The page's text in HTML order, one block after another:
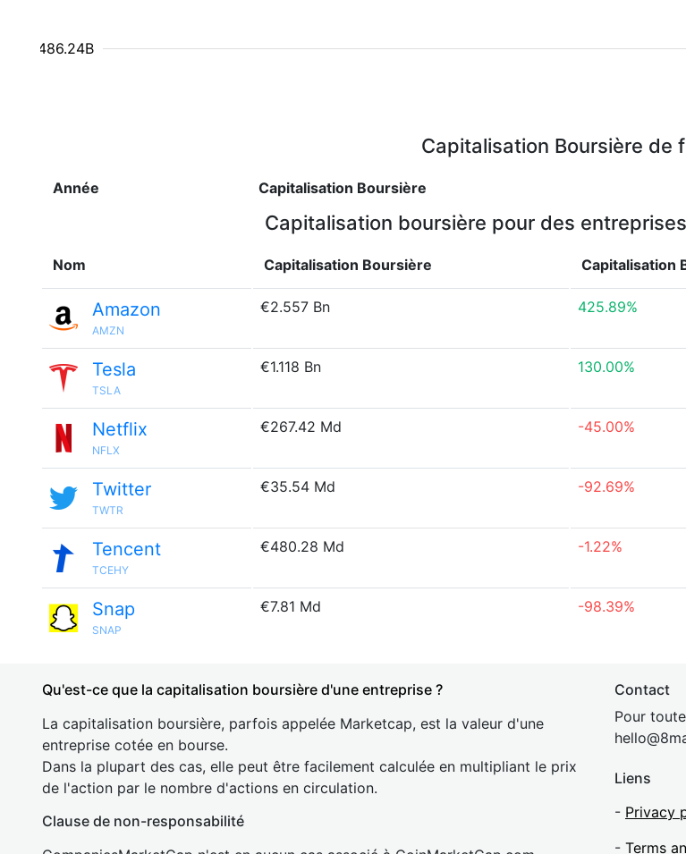
€486.24B
Capitalisation Boursière de
Année Capitalisation Boursière
Capitalisation boursière pour des
Nom Capitalisation Boursière Capitalisation
Amazon
AMZN
€2.557 Bn 425.89%
Tesla
TSLA
€1.118 Bn 130.00%
Netflix
NFLX
€267.42 Md -45.00%
Twitter
TWTR
€35.54 Md -92.69%
Tencent
TCEHY
€480.28 Md -1.22%
Snap
SNAP
€7.81 Md -98.39%
Qu'est-ce que la capitalisation boursière d'une entreprise ?
La capitalisation boursière, parfois appelée Marketcap, est la valeur d'une
entreprise cotée en bourse.
Dans la plupart des cas, elle peut être facilement calculée en multipliant le prix
de l'action par le nombre d'actions en circulation.
Clause de non-responsabilité
Contact
Pour
hel
Liens
- Privacy
- Terms